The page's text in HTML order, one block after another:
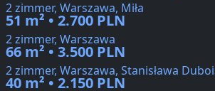
2 zimmer, Warszawa, Miła
51 m² • 2.700 PLN
2 zimmer, Warszawa
66 m² • 3.500 PLN
2 zimmer, Warszawa, Stanisława
40 m² • 2.150 PLN